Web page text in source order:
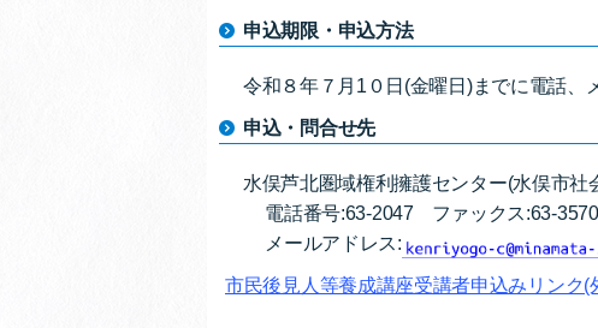
申込期限・申込方法
令和８年７月1０日(金曜日)までに電話、
申込・問合せ先
水俣芦北圏域権利擁護センター(水俣市社
電話番号:63-2047 ファックス:63-3570
メールアドレス:
市民後見人等養成講座受講者申込みリンク(